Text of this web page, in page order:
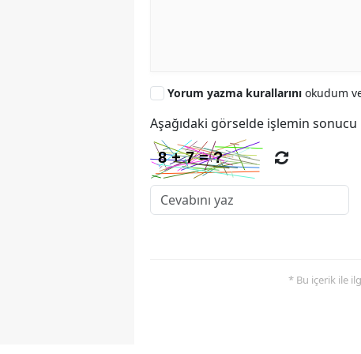
Yorum yazma kurallarını okudum
Aşağıdaki görselde işlemin sonucu
* Bu içerik ile